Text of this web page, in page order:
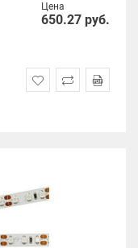
Цена
650.27 руб.